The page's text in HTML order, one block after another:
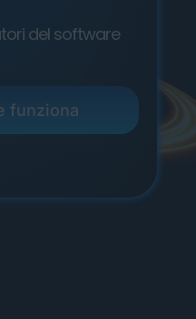
del software
funziona